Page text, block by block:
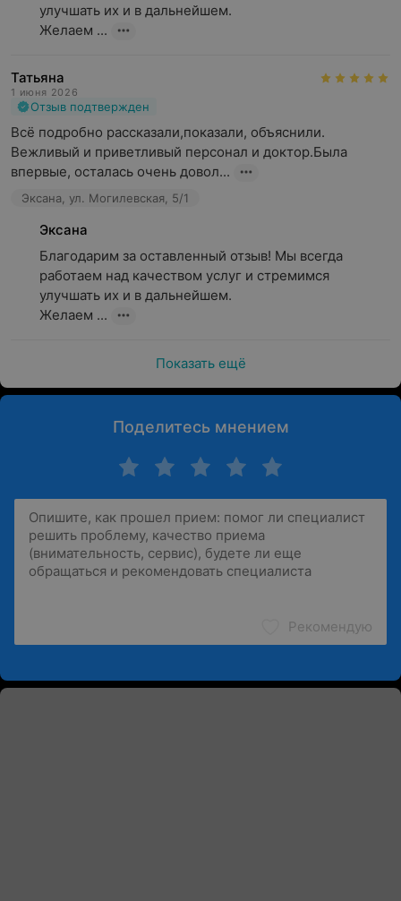
улучшать их и в дальнейшем.
Желаем ...
Татьяна
1 июня 2026
Отзыв подтвержден
Всё подробно рассказали,показали, объяснили.
Вежливый и приветливый персонал и доктор.Была
впервые, осталась очень довол...
Эксана, ул. Могилевская, 5/1
Эксана
Благодарим за оставленный отзыв! Мы всегда
работаем над качеством услуг и стремимся
улучшать их и в дальнейшем.
Желаем ...
Показать ещё
Поделитесь мнением
Рекомендую